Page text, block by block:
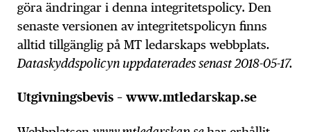
göra ändringar i denna integritetspolicy. Den
senaste versionen av integritetspolicyn finns
alltid tillgänglig på MT ledarskaps webbplats.
Dataskyddspolicyn uppdaterades senast 2018-05-17.
Utgivningsbevis – www.mtledarskap.se